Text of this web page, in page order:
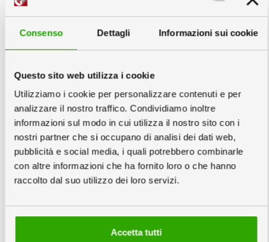
Consenso Dettagli Informazioni sui cookie
Questo sito web utilizza i cookie
Utilizziamo i cookie per personalizzare contenuti e per
analizzare il nostro traffico. Condividiamo inoltre
informazioni sul modo in cui utilizza il nostro sito con i
nostri partner che si occupano di analisi dei dati web,
pubblicità e social media, i quali potrebbero combinarle
con altre informazioni che ha fornito loro o che hanno
raccolto dal suo utilizzo dei loro servizi.
Accetta tutti
Standard Personalizzata
3 Scegli la quantità e la data
Copie minimo 10
03 07
Settembre 09